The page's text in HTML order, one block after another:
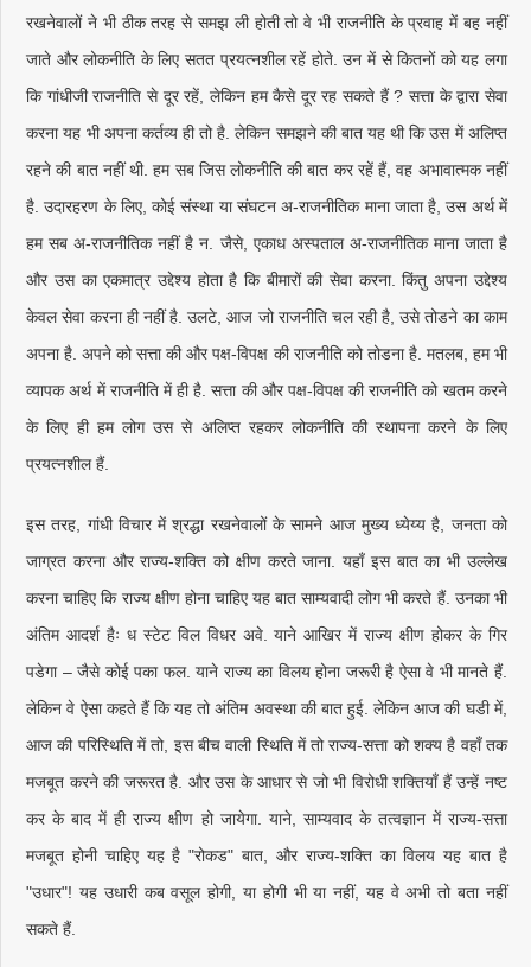
रखनेवालों ने भी ठीक तरह से समझ ली होती तो वे भी राजनीति के प्रवाह में बह नहीं
जाते और लोकनीति के लिए सतत प्रयत्नशील रहें होते. उन में से कितनों को यह लगा
कि गांधीजी राजनीति से दूर रहें, लेकिन हम कैसे दूर रह सकते हैं ? सत्ता के द्वारा सेवा
करना यह भी अपना कर्तव्य ही तो है. लेकिन समझने की बात यह थी कि उस में अलिप्त
रहने की बात नहीं थी. हम सब जिस लोकनीति की बात कर रहें हैं, वह अभावात्मक नहीं
है. उदारहरण के लिए, कोई संस्था या संघटन अ-राजनीतिक माना जाता है, उस अर्थ में
हम सब अ-राजनीतिक नहीं है न. जैसे, एकाध अस्पताल अ-राजनीतिक माना जाता है
और उस का एकमात्र उद्देश्य होता है कि बीमारों की सेवा करना. किंतु अपना उद्देश्य
केवल सेवा करना ही नहीं है. उलटे, आज जो राजनीति चल रही है, उसे तोडने का काम
अपना है. अपने को सत्ता की और पक्ष-विपक्ष की राजनीति को तोडना है. मतलब, हम भी
व्यापक अर्थ में राजनीति में ही है. सत्ता की और पक्ष-विपक्ष की राजनीति को खतम करने
के लिए ही हम लोग उस से अलिप्त रहकर लोकनीति की स्थापना करने के लिए
प्रयत्नशील हैं.
इस तरह, गांधी विचार में श्रद्धा रखनेवालों के सामने आज मुख्य ध्येय्य है, जनता को
जाग्रत करना और राज्य-शक्ति को क्षीण करते जाना. यहाँ इस बात का भी उल्लेख
करना चाहिए कि राज्य क्षीण होना चाहिए यह बात साम्यवादी लोग भी करते हैं. उनका भी
अंतिम आदर्श हैः ध स्टेट विल विधर अवे. याने आखिर में राज्य क्षीण होकर के गिर
पडेगा – जैसे कोई पका फल. याने राज्य का विलय होना जरूरी है ऐसा वे भी मानते हैं.
लेकिन वे ऐसा कहते हैं कि यह तो अंतिम अवस्था की बात हुई. लेकिन आज की घडी में,
आज की परिस्थिति में तो, इस बीच वाली स्थिति में तो राज्य-सत्ता को शक्य है वहाँ तक
मजबूत करने की जरूरत है. और उस के आधार से जो भी विरोधी शक्तियाँ हैं उन्हें नष्ट
कर के बाद में ही राज्य क्षीण हो जायेगा. याने, साम्यवाद के तत्वज्ञान में राज्य-सत्ता
मजबूत होनी चाहिए यह है "रोकड" बात, और राज्य-शक्ति का विलय यह बात है
"उधार"! यह उधारी कब वसूल होगी, या होगी भी या नहीं, यह वे अभी तो बता नहीं
सकते हैं.